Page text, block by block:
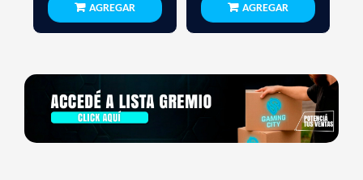
AGREGAR AGREGAR